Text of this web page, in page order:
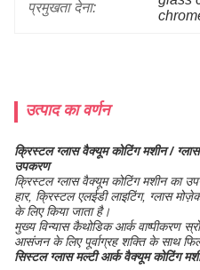
प्रमुखता देना:
उत्पाद का वर्णन
क्रिस्टल ग्लास वैक्यूम कोटिंग मशीन /
उपकरण
क्रिस्टल ग्लास वैक्यूम कोटिंग मशीन का
हार, क्रिस्टल एलईडी लाइटिंग, ग्लास
के लिए किया जाता है।
मुख्य विन्यास कैथोडिक आर्क वाष्पीकरण
आसंजन के लिए पूर्वाग्रह शक्ति के साथ
सिस्टल ग्लास मल्टी आर्क वैक्यूम कोटिंग